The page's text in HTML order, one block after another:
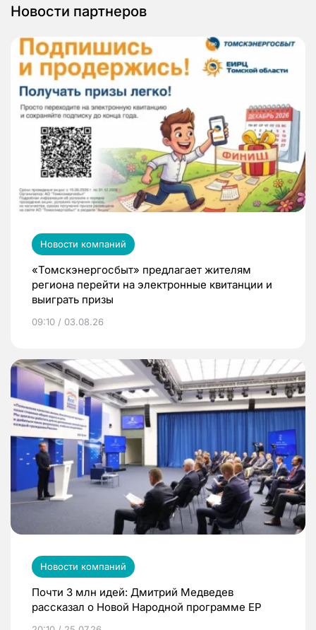
Новости партнеров
Новости компаний
«Томскэнергосбыт» предлагает жителям
региона перейти на электронные квитанции и
выиграть призы
09:10 / 03.08.26
Новости компаний
Почти 3 млн идей: Дмитрий Медведев
рассказал о Новой Народной программе ЕР